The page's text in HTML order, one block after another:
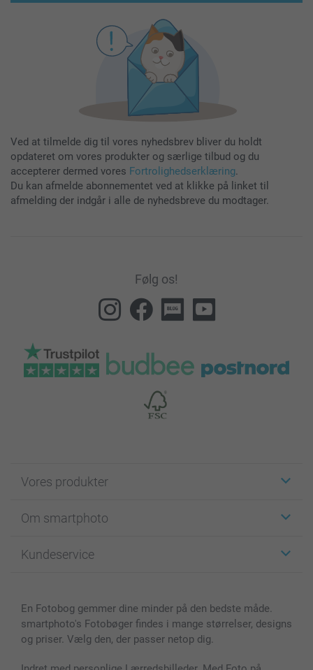
Ved at tilmelde dig til vores nyhedsbrev bliver du holdt
opdateret om vores produkter og særlige tilbud og du
accepterer dermed vores Fortrolighedserklæring.
Du kan afmelde abonnementet ved at klikke på linket til
afmelding der indgår i alle de nyhedsbreve du modtager.
Følg os!
Vores produkter
Fotokort
Fotobøger
Cover til mobil & tablet
MyNameBook
Om smartphoto
For affiliate
Sitemap
Betingelser og garantier
Kundeservice
smartbonus
Priser & betaling
En Fotobog gemmer dine minder på den bedste måde.
smartphoto's Fotobøger findes i mange størrelser, designs
og priser. Vælg den, der passer netop dig.